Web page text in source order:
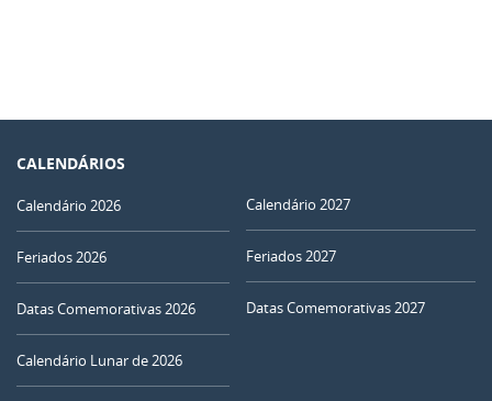
CALENDÁRIOS
Calendário 2026
Feriados 2026
Datas Comemorativas 2026
Calendário Lunar de 2026
Calendário 2027
Feriados 2027
Datas Comemorativas 2027